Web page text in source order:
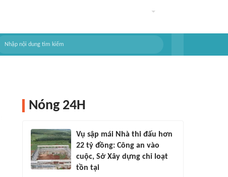
Nóng 24H
Vụ sập mái Nhà thi đấu hơn
22 tỷ đồng: Công an vào
cuộc, Sở Xây dựng chỉ loạt
tồn tại